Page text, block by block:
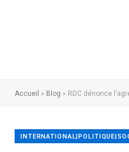
Accueil » Blog » RDC dénonce l’agression